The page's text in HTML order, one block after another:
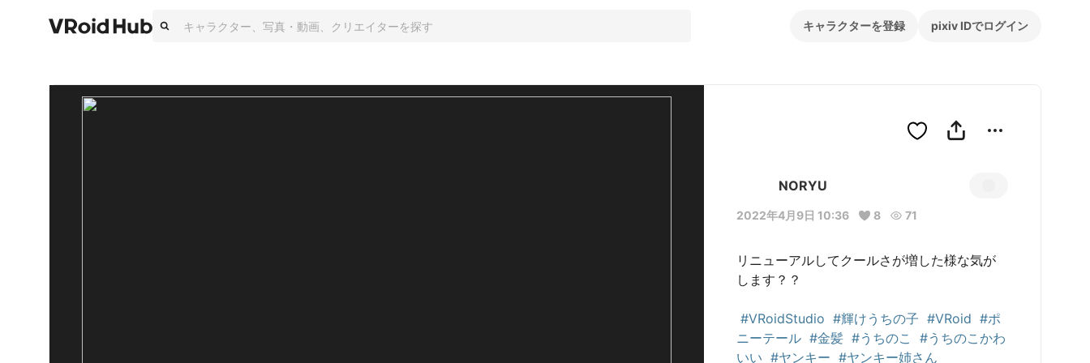
キャラクターを登録 pixiv IDでログイン
NORYU
2022年4月9日 10:36 8 71
リニューアルしてクールさが増した様な気が
します？？
#VRoidStudio #輝けうちの子 #VRoid #ポ
ニーテール #金髪 #うちのこ
#うちのこかわ
いい #ヤンキー #ヤンキー姉さん